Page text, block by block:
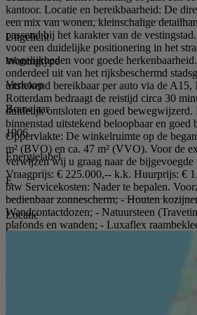
kantoor. Locatie en bereikbaarheid: De
een mix van wonen, kleinschalige
passend bij het karakter van de
voor een duidelijke positionering in het
mogelijkheden voor goede
onderdeel uit van het rijksbeschermd
uitstekend bereikbaar per auto via de
Rotterdam bedraagt de reistijd circa 30
duidelijk ontsloten en goed bewegwijzerd.
binnenstad uitstekend beloopbaar en goed
Oppervlakte: De winkelruimte op de
m² (BVO) en ca. 47 m² (VVO). Voor de
verwijzen wij u graag naar de bijgevoegde
Vraagprijs: € 225.000,-- k.k. Huurprijs: €
btw Servicekosten: Nader te bepalen.
bedienbaar zonnescherm; - Houten
Wandcontactdozen; - Natuursteen
plafonds en wanden; - Luxaflex
Toiletruimte met fonteintje; - Pantry met
woning. Deze woning is tevens te koop!
Uitgelicht
Woningtype
Verkoop
Bouwjaar
1906
Energielabel
E
Locatie